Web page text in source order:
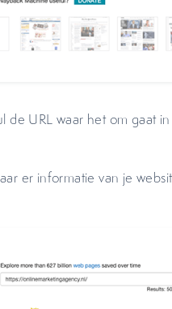
de URL waar het om gaat
er informatie van je